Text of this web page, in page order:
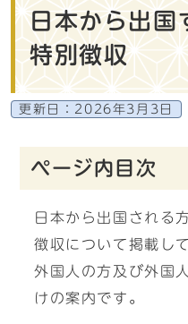
日本から出国
特別徴収
更新日： 2026年3月3日
ページ内目次
日本から出国される
徴収について掲載し
外国人の方及び外国
けの案内です。